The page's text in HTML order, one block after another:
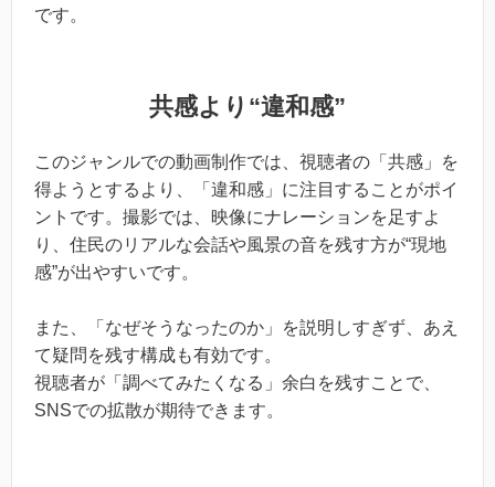
です。
共感より“違和感”
このジャンルでの動画制作では、視聴者の「共感」を
得ようとするより、「違和感」に注目することがポイ
ントです。撮影では、映像にナレーションを足すよ
り、住民のリアルな会話や風景の音を残す方が“現地
感”が出やすいです。
また、「なぜそうなったのか」を説明しすぎず、あえ
て疑問を残す構成も有効です。
視聴者が「調べてみたくなる」余白を残すことで、
SNSでの拡散が期待できます。